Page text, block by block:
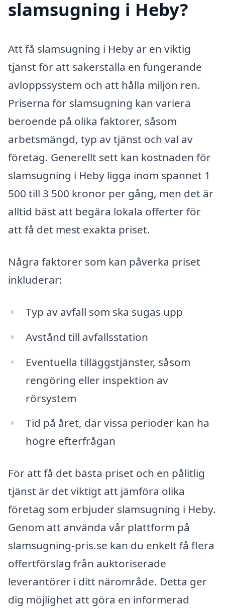
slamsugning i Heby?
Att få slamsugning i Heby är en viktig
tjänst för att säkerställa en fungerande
avloppssystem och att hålla miljön ren.
Priserna för slamsugning kan variera
beroende på olika faktorer, såsom
arbetsmängd, typ av tjänst och val av
företag. Generellt sett kan kostnaden för
slamsugning i Heby ligga inom spannet 1
500 till 3 500 kronor per gång, men det är
alltid bäst att begära lokala offerter för
att få det mest exakta priset.
Några faktorer som kan påverka priset
inkluderar:
Typ av avfall som ska sugas upp
Avstånd till avfallsstation
Eventuella tilläggstjänster, såsom
rengöring eller inspektion av
rörsystem
Tid på året, där vissa perioder kan ha
högre efterfrågan
För att få det bästa priset och en pålitlig
tjänst är det viktigt att jämföra olika
företag som erbjuder slamsugning i Heby.
Genom att använda vår plattform på
slamsugning-pris.se kan du enkelt få flera
offertförslag från auktoriserade
leverantörer i ditt närområde. Detta ger
dig möjlighet att göra en informerad